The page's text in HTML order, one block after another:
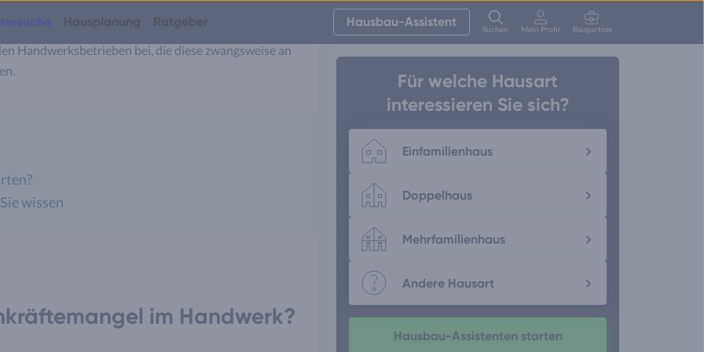
Hausplanung Ratgeber Hausbau-Assistent Suchen Mein Profil Baupartner
Handwerks auch 2023 als Kernproblem
in Verbindung mit letzterem Punkt tragen gestiegene
Handwerksbetrieben bei, die diese zwangsweise an
wissen
im Handwerk?
Für welche Hausart
interessieren Sie sich?
Einfamilienhaus
Doppelhaus
Mehrfamilienhaus
Andere Hausart
Hausbau-Assistenten starten